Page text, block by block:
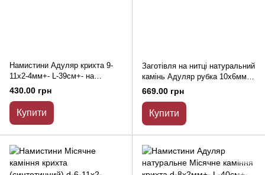
Намистини Адуляр крихта 9-
11х2-4мм+- L-39см+- на
волосіні
430.00 грн
Купити
Заготівля на нитці натуральний
камінь Адуляр рубка 10х6мм +
- L-42см + -
669.00 грн
Купити